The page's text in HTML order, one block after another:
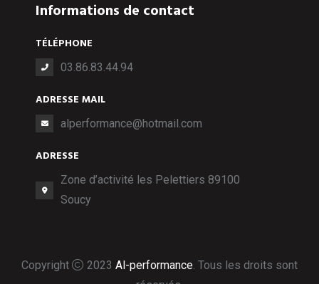
Informations de contact
TÉLÉPHONE
03.86.83.44.94
ADRESSE MAIL
alperformance@hotmail.com
ADRESSE
Zone d’activité les Pelettiers 89100
Soucy
Copyright 2023 Al-performance. Tous les droits sont